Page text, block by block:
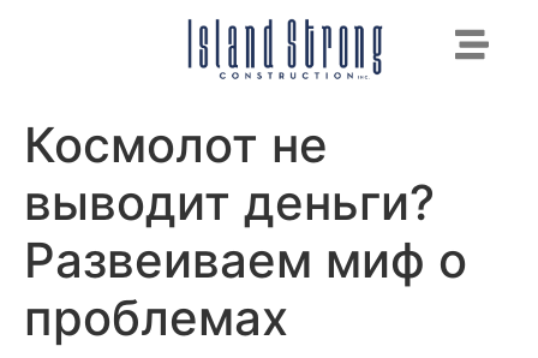
Космолот не
выводит деньги?
Развеиваем миф о
проблемах